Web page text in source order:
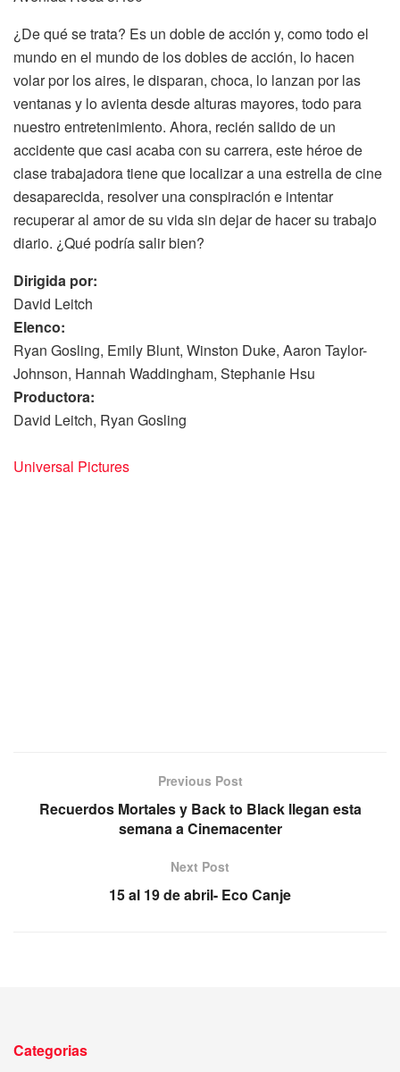
¿De qué se trata? Es un doble de acción y, como todo el
mundo en el mundo de los dobles de acción, lo hacen
volar por los aires, le disparan, choca, lo lanzan por las
ventanas y lo avienta desde alturas mayores, todo para
nuestro entretenimiento. Ahora, recién salido de un
accidente que casi acaba con su carrera, este héroe de
clase trabajadora tiene que localizar a una estrella de cine
desaparecida, resolver una conspiración e intentar
recuperar al amor de su vida sin dejar de hacer su trabajo
diario. ¿Qué podría salir bien?
​Dirigida por:
David Leitch
​Elenco:
Ryan Gosling, Emily Blunt, Winston Duke, Aaron Taylor-
Johnson, Hannah Waddingham, Stephanie Hsu
​Productora:
David Leitch, Ryan Gosling
Universal Pictures
Previous Post
Recuerdos Mortales y Back to Black llegan esta
semana a Cinemacenter
Next Post
15 al 19 de abril- Eco Canje
Categorias